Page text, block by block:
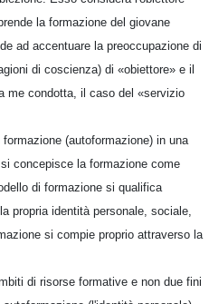
la formazione del giovane
ad accentuare la preoccupazione di
di coscienza) di «obiettore» e il
me condotta, il caso del «servizio
(autoformazione) in una
concepisce la formazione come
di formazione si qualifica
propria identità personale, sociale,
si compie proprio attraverso la
di risorse formative e non due fini